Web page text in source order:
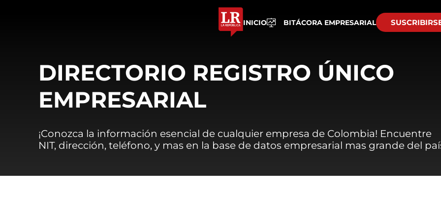
INICIO BITÁCORA EMPRESARIAL
DIRECTORIO REGISTRO ÚNICO
EMPRESARIAL
¡Conozca la información esencial de cualquier empresa de Colombia! Encuentre
NIT, dirección, teléfono, y mas en la base de datos empresarial mas grande del